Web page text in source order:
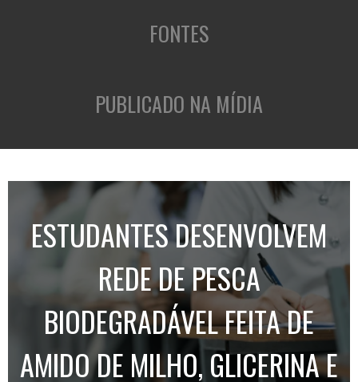
FONTES
PUBLICADO NA MÍDIA
ESTUDANTES DESENVOLVEM
REDE DE PESCA
BIODEGRADÁVEL FEITA DE
AMIDO DE MILHO, GLICERINA E